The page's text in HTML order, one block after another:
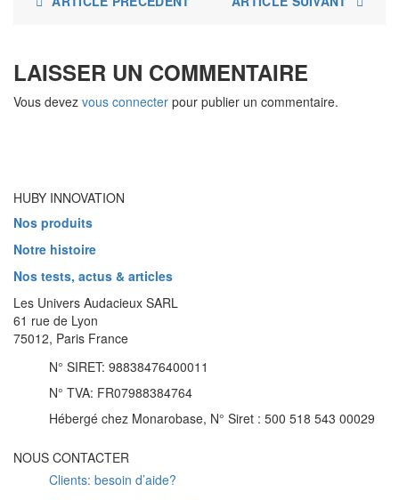
LAISSER UN COMMENTAIRE
Vous devez vous connecter pour publier un commentaire.
HUBY INNOVATION
Nos produits
Notre histoire
Nos tests, actus & articles
Les Univers Audacieux SARL
61 rue de Lyon
75012, Paris France
N° SIRET: 98838476400011
N° TVA: FR07988384764
Hébergé chez Monarobase, N° Siret : 500 518 543 00029
NOUS CONTACTER
Clients: besoin d’aide?